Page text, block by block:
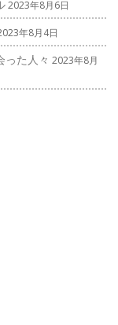
2023年8月6日
年8月4日
った人々 2023年8月